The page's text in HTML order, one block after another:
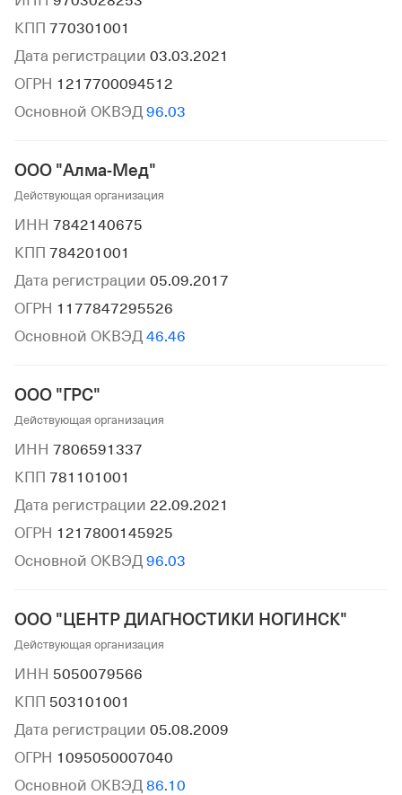
КПП 770301001
Дата регистрации 03.03.2021
ОГРН 1217700094512
Основной ОКВЭД 96.03
ООО "Алма-Мед"
Действующая организация
ИНН 7842140675
КПП 784201001
Дата регистрации 05.09.2017
ОГРН 1177847295526
Основной ОКВЭД 46.46
ООО "ГРС"
Действующая организация
ИНН 7806591337
КПП 781101001
Дата регистрации 22.09.2021
ОГРН 1217800145925
Основной ОКВЭД 96.03
ООО "ЦЕНТР ДИАГНОСТИКИ НОГИНСК"
Действующая организация
ИНН 5050079566
КПП 503101001
Дата регистрации 05.08.2009
ОГРН 1095050007040
Основной ОКВЭД 86.10